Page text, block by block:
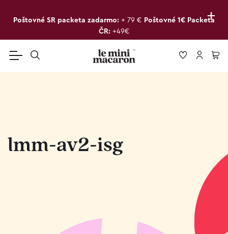
+
Poštovné SR packeta zadarmo: + 79 € Poštovné 1€ Packeta
ČR: +49€
lmm-av2-isg